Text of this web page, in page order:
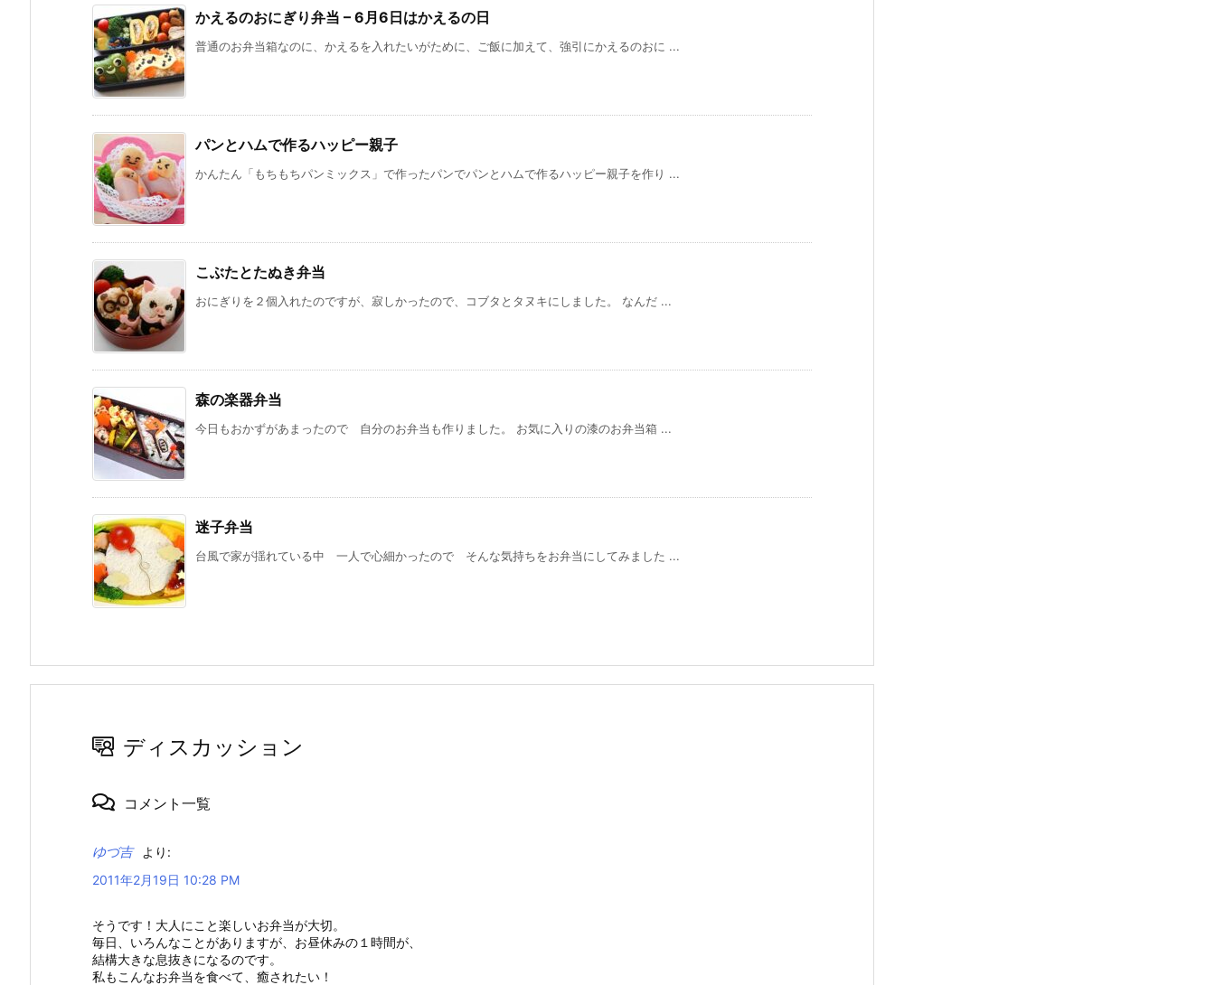
かえるのおにぎり弁当 – 6月6日はかえるの日
普通のお弁当箱なのに、かえるを入れたいがために、ご飯に加えて、強引にかえるのおに ...
パンとハムで作るハッピー親子
かんたん「もちもちパンミックス」で作ったパンでパンとハムで作るハッピー親子を作り ...
こぶたとたぬき弁当
おにぎりを２個入れたのですが、寂しかったので、コブタとタヌキにしました。 なんだ ...
森の楽器弁当
今日もおかずがあまったので 自分のお弁当も作りました。 お気に入りの漆のお弁当箱 ...
迷子弁当
台風で家が揺れている中 一人で心細かったので そんな気持ちをお弁当にしてみました ...
ディスカッション
コメント一覧
ゆづ吉
より:
2011年2月19日 10:28 PM
そうです！大人にこと楽しいお弁当が大切。
毎日、いろんなことがありますが、お昼休みの１時間が、
結構大きな息抜きになるのです。
私もこんなお弁当を食べて、癒されたい！